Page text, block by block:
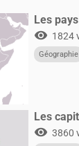
Les
visibility 1824
Géographie
Les
visibility 3860